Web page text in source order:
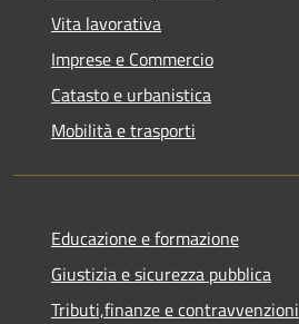
Vita lavorativa
Imprese e Commercio
Catasto e urbanistica
Mobilità e trasporti
Educazione e formazione
Giustizia e sicurezza pubblica
Tributi,finanze e contravvenzioni